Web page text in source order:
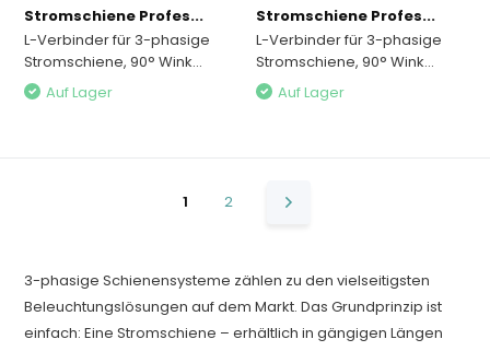
Stromschiene Profes...
L-Verbinder für 3-phasige
Stromschiene, 90° Wink...
Auf Lager
Stromschiene Profes...
L-Verbinder für 3-phasige
Stromschiene, 90° Wink...
Auf Lager
1 2
3-phasige Schienensysteme zählen zu den vielseitigsten
Beleuchtungslösungen auf dem Markt. Das Grundprinzip ist
einfach: Eine Stromschiene – erhältlich in gängigen Längen